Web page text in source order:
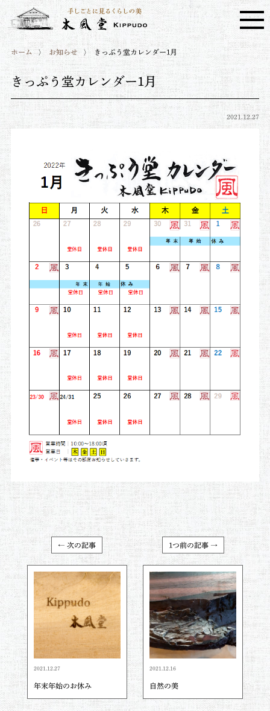
ホーム お知らせ きっぷう堂カレンダー1月
きっぷう堂カレンダー1月
2021.12.27
← 次の記事
2021.12.27
年末年始のお休み
1つ前の記事 →
2021.12.16
自然の美